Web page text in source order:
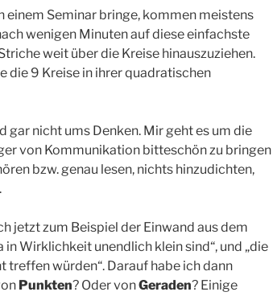
einem Seminar bringe, kommen meistens
wenigen Minuten auf diese einfachste
weit über die Kreise hinauszuziehen.
die 9 Kreise in ihrer quadratischen
gar nicht ums Denken. Mir geht es um die
von Kommunikation bitteschön zu bringen
bzw. genau lesen, nichts hinzudichten,
jetzt zum Beispiel der Einwand aus dem
in Wirklichkeit unendlich klein sind“, und „die
treffen würden“. Darauf habe ich dann
Punkten? Oder vonGeraden? Einige